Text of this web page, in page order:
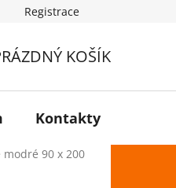
Registrace
KOŠÍK
Kontakty
90 x 200